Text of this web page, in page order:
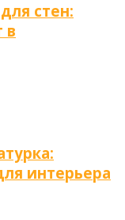
стен:
в
интерьера